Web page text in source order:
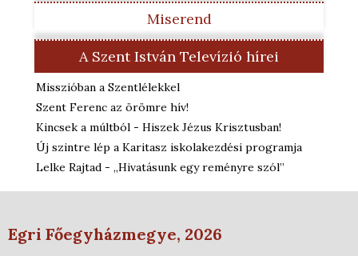
Miserend
A Szent István Televízió hírei
Misszióban a Szentlélekkel
Szent Ferenc az örömre hív!
Kincsek a múltból - Hiszek Jézus Krisztusban!
Új szintre lép a Karitasz iskolakezdési programja
Lelke Rajtad - „Hivatásunk egy reményre szól”
Egri Főegyházmegye, 2026